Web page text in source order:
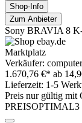
Shop-Info
Zum Anbieter
Sony BRAVIA 8
Marktplatz
Verkäufer:
1.670,76 €* ab
Lieferzeit: 1-5
Preis nur gültig mit
PREISOPTIMAL3